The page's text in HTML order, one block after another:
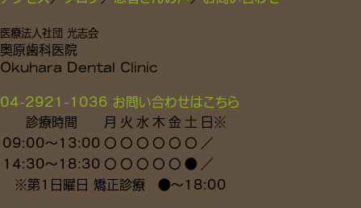
医療法人社団 光志会
奥原歯科医院
Okuhara Dental Clinic
04-2921-1036 お問い合わせはこちら
診療時間
月 火 水 木金 土 日※
09:00～13:00 〇 〇 〇 〇 〇 〇 ／
14:30～18:30 〇 〇 〇 〇 〇 ● ／
※第1日曜日 矯正診療 ●～18:00